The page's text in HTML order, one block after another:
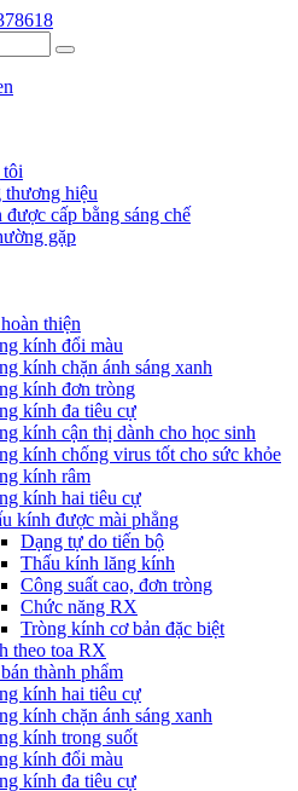
hiệu
cấp bằng sáng chế
gặp
thiện
kính đổi màu
kính chặn ánh sáng xanh
kính đơn tròng
kính đa tiêu cự
kính cận thị dành cho học sinh
kính chống virus tốt cho sức khỏe
kính râm
kính hai tiêu cự
kính được mài phẳng
Dạng tự do tiến bộ
Thấu kính lăng kính
Công suất cao, đơn tròng
Chức năng RX
Tròng kính cơ bản đặc biệt
theo toa RX
thành phẩm
kính hai tiêu cự
kính chặn ánh sáng xanh
kính trong suốt
kính đổi màu
kính đa tiêu cự